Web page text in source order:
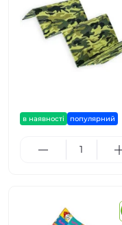
в наявності популярний